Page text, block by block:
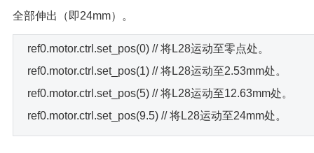
全部伸出（即24mm）。
ref0.motor.ctrl.set_pos(0) // 将L28运动至零点处。
ref0.motor.ctrl.set_pos(1) // 将L28运动至2.53mm处。
ref0.motor.ctrl.set_pos(5) // 将L28运动至12.63mm处。
ref0.motor.ctrl.set_pos(9.5) // 将L28运动至24mm处。